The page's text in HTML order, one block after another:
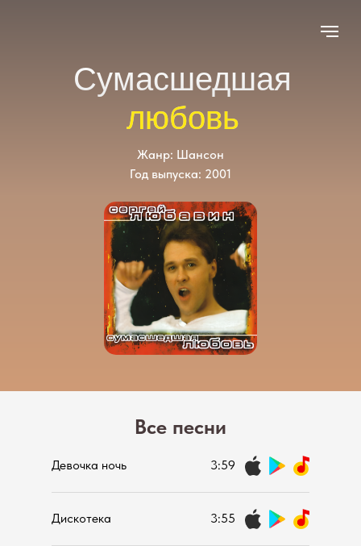
Сумасшедшая
любовь
Жанр: Шансон
Год выпуска: 2001
Все песни
Девочка ночь 3:59
Дискотека 3:55